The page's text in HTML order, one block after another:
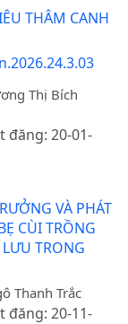
THÂM CANH
Thị Bích
đăng: 20-01-
VÀ PHÁT
CÙI TRỒNG
TRONG
Thanh Trắc
đăng: 20-11-